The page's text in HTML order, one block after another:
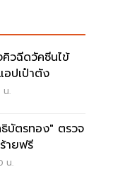
วฉีดวัคซีนไข้
ปเป๋าตัง
น.
บัตรทอง" ตรวจ
ายฟรี
น.